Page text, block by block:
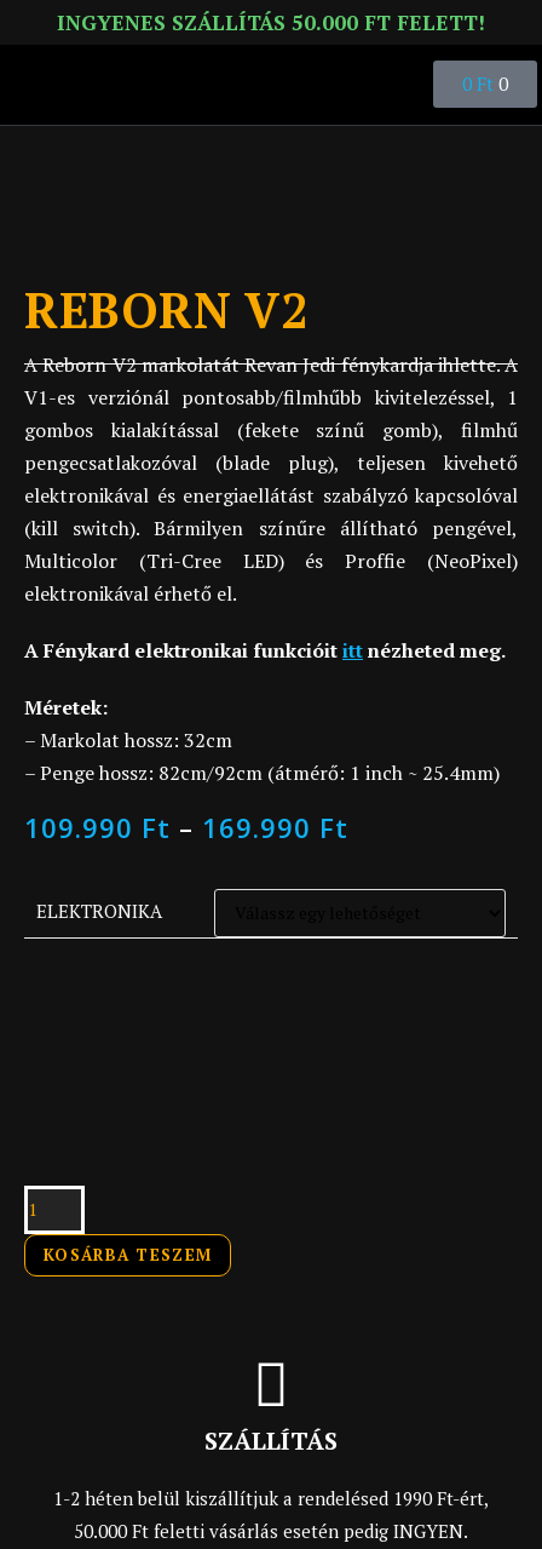
INGYENES SZÁLLÍTÁS 50.000 FT FELETT!
0Ft 0
REBORN V2
A Reborn V2 markolatát Revan Jedi fénykardja ihlette. A
V1-es verziónál pontosabb/filmhűbb kivitelezéssel, 1
gombos kialakítással (fekete színű gomb), filmhű
pengecsatlakozóval (blade plug), teljesen kivehető
elektronikával és energiaellátást szabályzó kapcsolóval
(kill switch). Bármilyen színűre állítható pengével,
Multicolor (Tri-Cree LED) és Proffie (NeoPixel)
elektronikával érhető el.
A Fénykard elektronikai funkcióitittnézheted meg.
Méretek:
– Markolat hossz: 32cm
– Penge hossz: 82cm/92cm (átmérő: 1 inch ~ 25.4mm)
109.990 Ft – 169.990 Ft
ELEKTRONIKA
KOSÁRBA TESZEM
SZÁLLÍTÁS
1-2 héten belül kiszállítjuk a rendelésed 1990 Ft-ért,
50.000 Ft feletti vásárlás esetén pedig INGYEN.